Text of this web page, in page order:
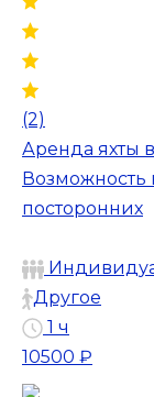
(2)
Аренда яхты
Возможность
посторонних
Другое
1 ч
10500 ₽